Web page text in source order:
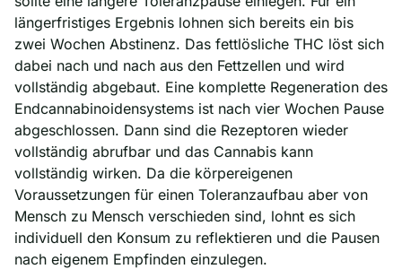
längerfristiges Ergebnis lohnen sich bereits ein bis
zwei Wochen Abstinenz. Das fettlösliche THC löst sich
dabei nach und nach aus den Fettzellen und wird
vollständig abgebaut. Eine komplette Regeneration des
Endcannabinoidensystems ist nach vier Wochen Pause
abgeschlossen. Dann sind die Rezeptoren wieder
vollständig abrufbar und das Cannabis kann
vollständig wirken. Da die körpereigenen
Voraussetzungen für einen Toleranzaufbau aber von
Mensch zu Mensch verschieden sind, lohnt es sich
individuell den Konsum zu reflektieren und die Pausen
nach eigenem Empfinden einzulegen.